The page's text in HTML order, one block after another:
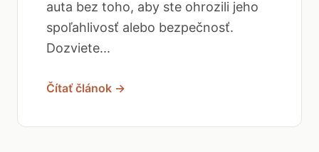
auta bez toho, aby ste ohrozili jeho
spoľahlivosť alebo bezpečnosť.
Dozviete...
Čítať článok →